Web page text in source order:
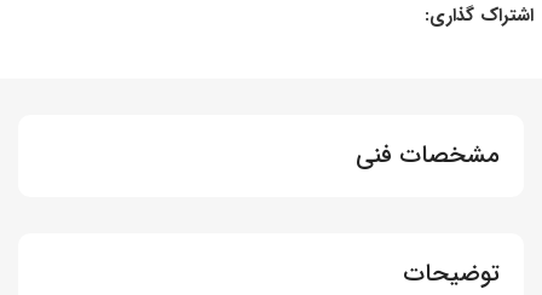
اشتراک گذاری:
توضیحات
مشخصات فنی